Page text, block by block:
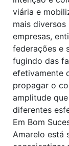
viária e
mais
empresas,
federações e
fugindo das
efetivamente
propagar o
amplitude
diferentes
Em Bom
Amarelo está